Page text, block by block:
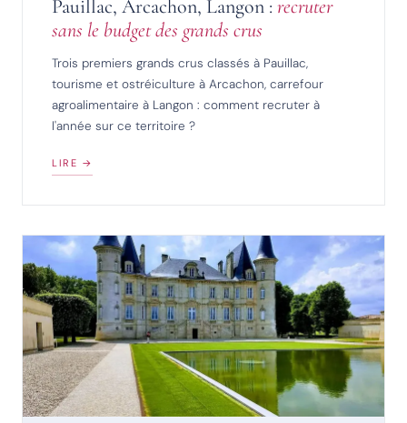
Pauillac, Arcachon, Langon : recruter
sans le budget des grands crus
Trois premiers grands crus classés à Pauillac,
tourisme et ostréiculture à Arcachon, carrefour
agroalimentaire à Langon : comment recruter à
l'année sur ce territoire ?
LIRE →